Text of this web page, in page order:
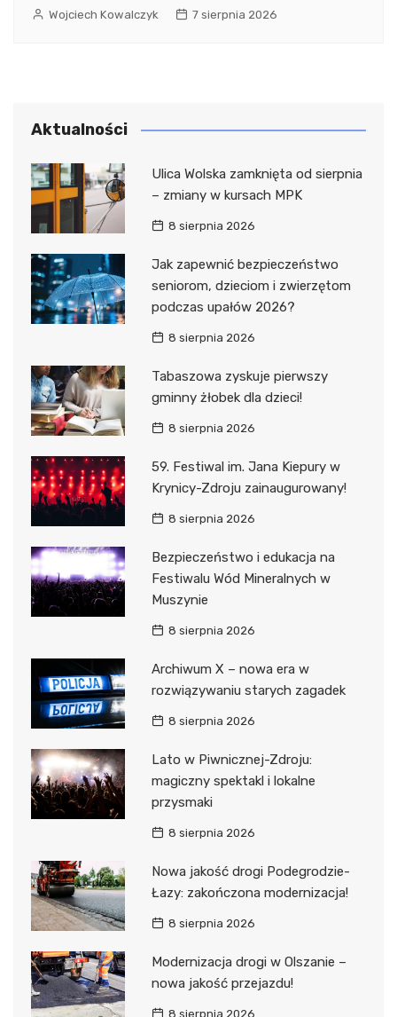
Wojciech Kowalczyk 7 sierpnia 2026
Aktualności
Ulica Wolska zamknięta od sierpnia
– zmiany w kursach MPK
8 sierpnia 2026
Jak zapewnić bezpieczeństwo
seniorom, dzieciom i zwierzętom
podczas upałów 2026?
8 sierpnia 2026
Tabaszowa zyskuje pierwszy
gminny żłobek dla dzieci!
8 sierpnia 2026
59. Festiwal im. Jana Kiepury w
Krynicy-Zdroju zainaugurowany!
8 sierpnia 2026
Bezpieczeństwo i edukacja na
Festiwalu Wód Mineralnych w
Muszynie
8 sierpnia 2026
Archiwum X – nowa era w
rozwiązywaniu starych zagadek
8 sierpnia 2026
Lato w Piwnicznej-Zdroju:
magiczny spektakl i lokalne
przysmaki
8 sierpnia 2026
Nowa jakość drogi Podegrodzie-
Łazy: zakończona modernizacja!
8 sierpnia 2026
Modernizacja drogi w Olszanie –
nowa jakość przejazdu!
8 sierpnia 2026